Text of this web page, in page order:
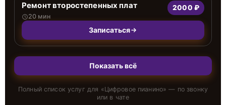
Ремонт второстепенных плат
20 мин
2000 ₽
Записаться
Показать всё
Полный список услуг для «Цифровое пианино» — по звонку
или в чате